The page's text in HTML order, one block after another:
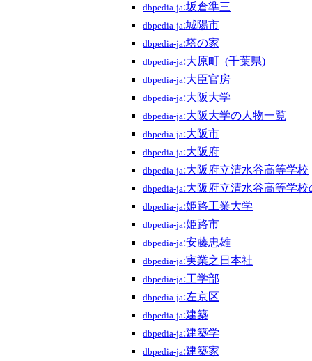
dbpedia-ja:坂倉準三
dbpedia-ja:城陽市
dbpedia-ja:塔の家
dbpedia-ja:大原町_(千葉県)
dbpedia-ja:大臣官房
dbpedia-ja:大阪大学
dbpedia-ja:大阪大学の人物一覧
dbpedia-ja:大阪市
dbpedia-ja:大阪府
dbpedia-ja:大阪府立清水谷高等学校
dbpedia-ja:大阪府立清水谷高等学校
dbpedia-ja:姫路工業大学
dbpedia-ja:姫路市
dbpedia-ja:安藤忠雄
dbpedia-ja:実業之日本社
dbpedia-ja:工学部
dbpedia-ja:左京区
dbpedia-ja:建築
dbpedia-ja:建築学
dbpedia-ja:建築家